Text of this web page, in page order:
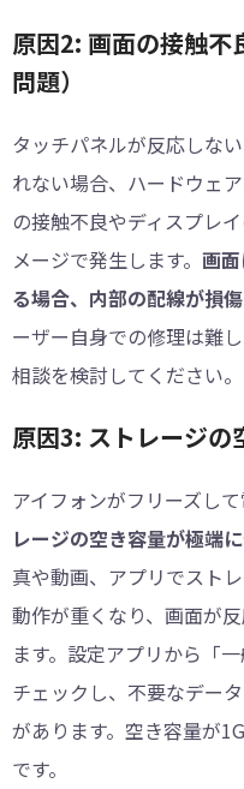
原因2: 画面の接触不
問題）
タッチパネルが反応しな
れない場合、ハードウェ
の接触不良やディスプレ
メージで発生します。 画
る場合、内部の配線が損
ーザー自身での修理は難
相談を検討してください。
原因3: ストレージの
アイフォンがフリーズし
レージの空き容量が極端
真や動画、アプリでスト
動作が重くなり、画面が
ます。設定アプリから「
チェックし、不要なデー
があります。空き容量が
です。